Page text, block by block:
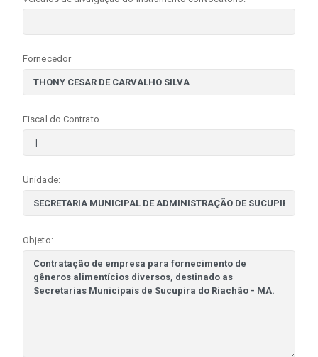
Fornecedor
Fiscal do Contrato
Unidade:
Objeto: